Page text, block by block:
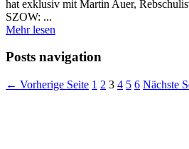
hat exklusiv mit Martin Auer,
SZOW: ...
Mehr lesen
Posts navigation
← Vorherige Seite 1 2 3 4 5 6 Nächste